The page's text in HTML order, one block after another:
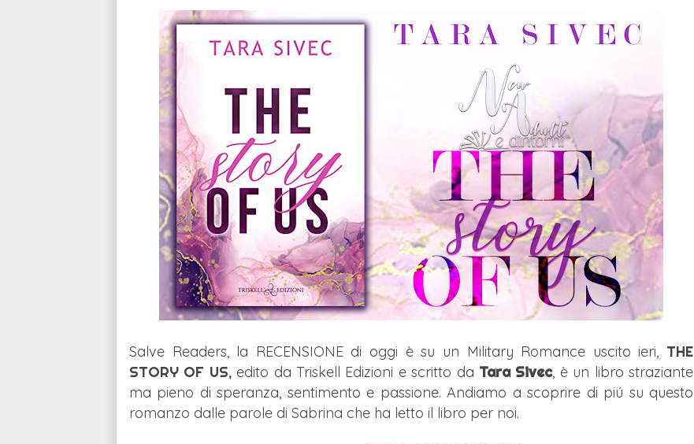
Salve Readers, la RECENSIONE di oggi è su un Military Romance uscito ieri, THE
STORY OF US, edito da Triskell Edizioni e scritto da Tara Sivec, è un libro straziante
ma pieno di speranza, sentimento e passione. Andiamo a scoprire di piú su questo
romanzo dalle parole di Sabrina che ha letto il libro per noi.